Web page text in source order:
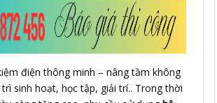
điện thông minh – nâng tầm không
trì sinh hoạt, học tập, giải trí.. Trong thời